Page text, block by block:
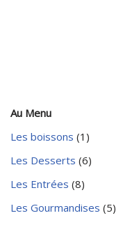
Au Menu
Les boissons (1)
Les Desserts (6)
Les Entrées (8)
Les Gourmandises (5)